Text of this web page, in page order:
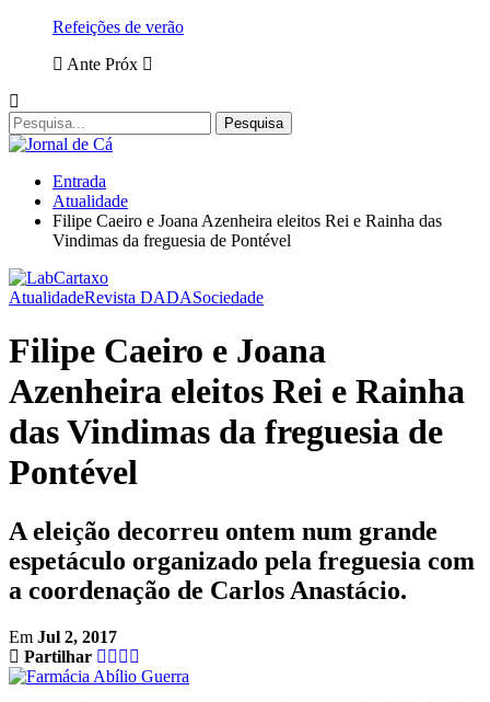
Refeições de verão
Ante Próx
Entrada
Atualidade
Filipe Caeiro e Joana Azenheira eleitos Rei e Rainha das
Vindimas da freguesia de Pontével
AtualidadeRevista DADASociedade
Filipe Caeiro e Joana
Azenheira eleitos Rei e Rainha
das Vindimas da freguesia de
Pontével
A eleição decorreu ontem num grande
espetáculo organizado pela freguesia com
a coordenação de Carlos Anastácio.
Em Jul 2, 2017
Partilhar